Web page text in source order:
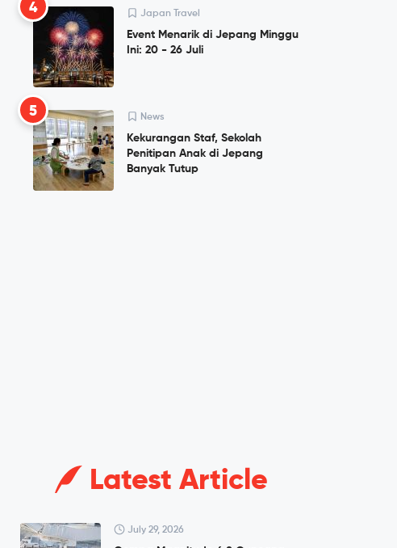
4 Japan Travel
Event Menarik di Jepang Minggu
Ini: 20 - 26 Juli
5 News
Kekurangan Staf, Sekolah
Penitipan Anak di Jepang
Banyak Tutup
Latest Article
July 29, 2026